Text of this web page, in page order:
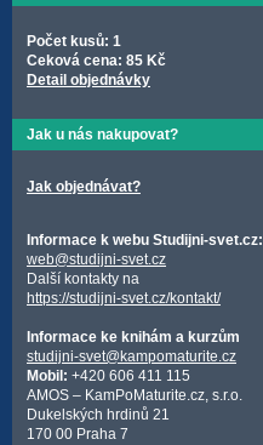
Počet kusů: 1
Ceková cena: 85 Kč
Detail objednávky
Jak u nás nakupovat?
Jak objednávat?
Informace k webu Studijni-svet.cz:
web@studijni-svet.cz
Další kontakty na
https://studijni-svet.cz/kontakt/
Informace ke knihám a kurzům
studijni-svet@kampomaturite.cz
Mobil: +420 606 411 115
AMOS – KamPoMaturite.cz, s.r.o.
Dukelských hrdinů 21
170 00 Praha 7